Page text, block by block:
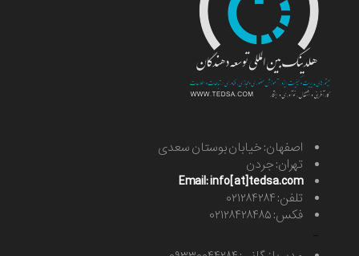
اصفهان: خیابان بوستان سعدی
تهران: جردن
Email: info[at]tedsa.com
تلفن: ۰۲۱۲۸۴۲۸۴
فکس: ۰۲۱۲۸۴۲۸۴۸۵